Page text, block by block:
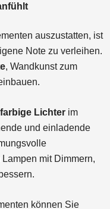
auszustatten, ist
Note zu verleihen.
, Wandkunst zum
farbige Lichter im
und einladende
mit Dimmern,
können Sie